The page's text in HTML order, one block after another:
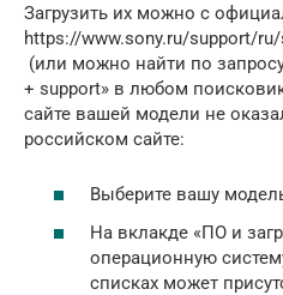
Загрузить их можно с
https://www.sony.ru/support/
(или можно найти по
+ support» в любом
сайте вашей модели не
российском сайте:
Выберите вашу
На вклакде «ПО и
операционную
списках может